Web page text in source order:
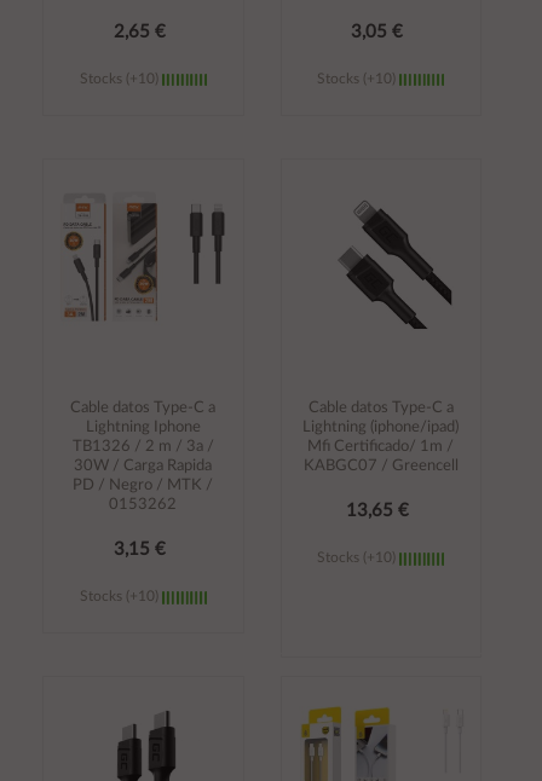
2,65 €
Stocks (+10)
3,05 €
Stocks (+10)
carrito
Cable datos Type-C a
Lightning Iphone
TB1326 / 2 m / 3a /
30W / Carga Rapida
PD / Negro / MTK /
0153262
3,15 €
Stocks (+10)
carrito
Cable datos Type-C a
Lightning (iphone/ipad)
Mfi Certificado/ 1m /
KABGC07 / Greencell
13,65 €
Stocks (+10)
carrito